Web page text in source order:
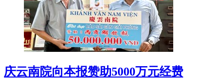
庆云南院向本报赞助5000万元经费